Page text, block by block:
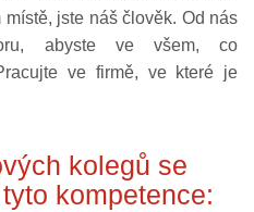
jste náš člověk. Od nás
abyste ve všem, co
ve firmě, ve které je
kolegů se
kompetence: